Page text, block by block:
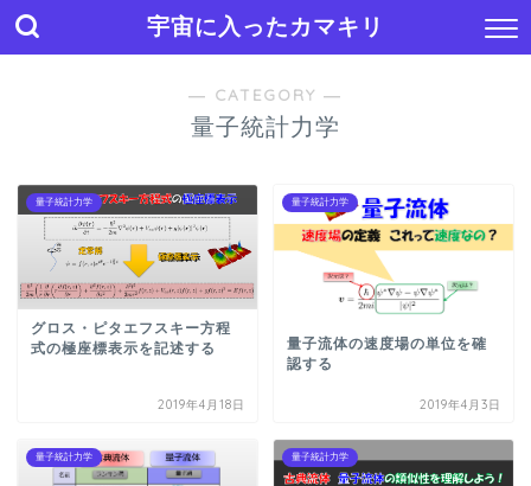
宇宙に入ったカマキリ
― CATEGORY ―
量子統計力学
量子統計力学
グロス・ピタエフスキー方程
式の極座標表示を記述する
2019年4月18日
量子統計力学
量子流体の速度場の単位を確
認する
2019年4月3日
量子統計力学 量子統計力学